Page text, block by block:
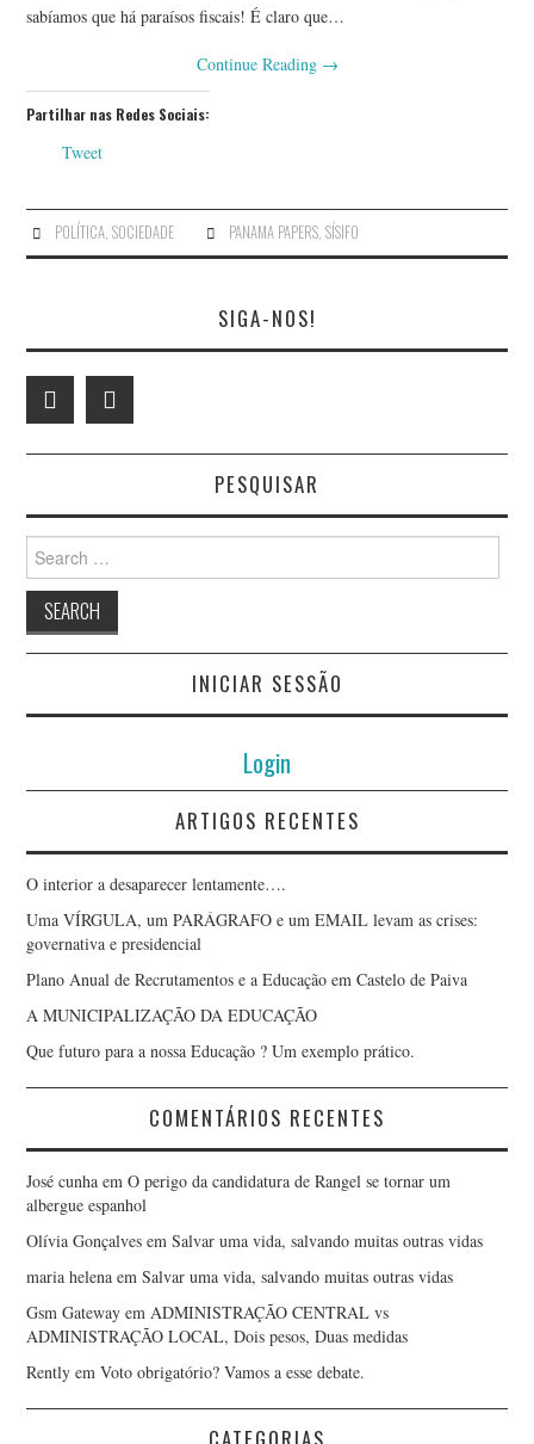
sabíamos que há paraísos fiscais! É claro que…
Continue Reading →
Partilhar nas Redes Sociais:
Tweet
POLÍTICA, SOCIEDADE PANAMA PAPERS, SÍSIFO
SIGA-NOS!
PESQUISAR
Search
for:
INICIAR SESSÃO
Login
ARTIGOS RECENTES
O interior a desaparecer lentamente….
Uma VÍRGULA, um PARÁGRAFO e um EMAIL levam as crises:
governativa e presidencial
Plano Anual de Recrutamentos e a Educação em Castelo de Paiva
A MUNICIPALIZAÇÃO DA EDUCAÇÃO
Que futuro para a nossa Educação ? Um exemplo prático.
COMENTÁRIOS RECENTES
José cunha emO perigo da candidatura de Rangel se tornar um
albergue espanhol
Olívia Gonçalves emSalvar uma vida, salvando muitas outras vidas
maria helena emSalvar uma vida, salvando muitas outras vidas
Gsm Gateway em ADMINISTRAÇÃO CENTRAL vs
ADMINISTRAÇÃO LOCAL, Dois pesos, Duas medidas
Rently emVoto obrigatório? Vamos a esse debate.